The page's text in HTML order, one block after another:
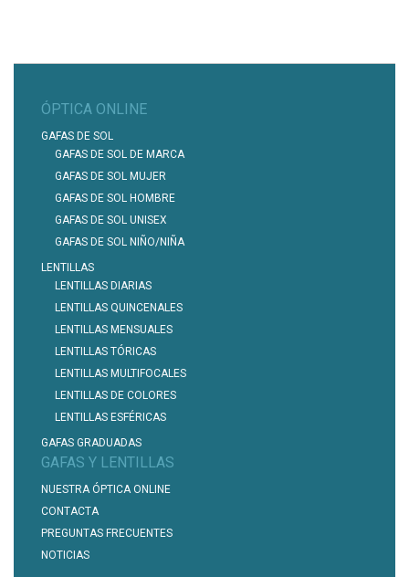
ÓPTICA ONLINE
GAFAS DE SOL
GAFAS DE SOL DE MARCA
GAFAS DE SOL MUJER
GAFAS DE SOL HOMBRE
GAFAS DE SOL UNISEX
GAFAS DE SOL NIÑO/NIÑA
LENTILLAS
LENTILLAS DIARIAS
LENTILLAS QUINCENALES
LENTILLAS MENSUALES
LENTILLAS TÓRICAS
LENTILLAS MULTIFOCALES
LENTILLAS DE COLORES
LENTILLAS ESFÉRICAS
GAFAS GRADUADAS
GAFAS Y LENTILLAS
NUESTRA ÓPTICA ONLINE
CONTACTA
PREGUNTAS FRECUENTES
NOTICIAS